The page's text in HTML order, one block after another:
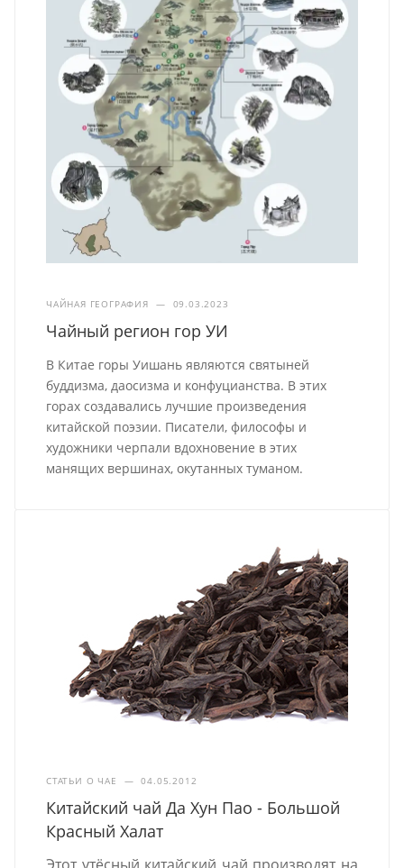
ЧАЙНАЯ ГЕОГРАФИЯ — 09.03.2023
Чайный регион гор УИ
В Китае горы Уишань являются святыней
буддизма, даосизма и конфуцианства. В этих
горах создавались лучшие произведения
китайской поэзии. Писатели, философы и
художники черпали вдохновение в этих
манящих вершинах, окутанных туманом.
СТАТЬИ О ЧАЕ — 04.05.2012
Китайский чай Да Хун Пао - Большой
Красный Халат